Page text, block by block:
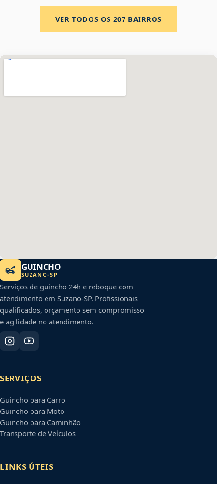
VER TODOS OS 207 BAIRROS
GUINCHO
SUZANO-SP
Serviços de guincho 24h e reboque com
atendimento em Suzano-SP. Profissionais
qualificados, orçamento sem compromisso
e agilidade no atendimento.
SERVIÇOS
Guincho para Carro
Guincho para Moto
Guincho para Caminhão
Transporte de Veículos
LINKS ÚTEIS